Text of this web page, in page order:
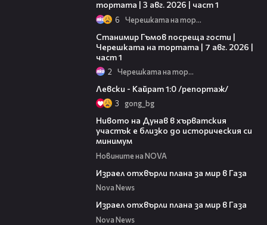
тортата | 3 авг. 2026 | част 1
6 Черешката на тортата
Станимир Гъмов посреща гости |
Черешката на тортата | 7 авг. 2026 |
част 1
2 Черешката на тортата
Левски - Кайрат 1:0 /репортаж/
3 gong_bg
Нивото на Дунав в хърватския
участък е близко до историческия си
минимум
Новините на NOVA
Израел отхвърли плана за мир в Газа
Nova News
Израел отхвърли плана за мир в Газа
Nova News